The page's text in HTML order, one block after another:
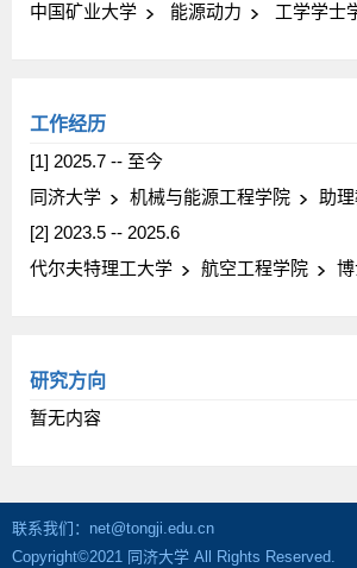
中国矿业大学
能源动力 工学学士
工作经历
[1] 2025.7 -- 至今
同济大学
机械与能源工程学院
助
[2] 2023.5 -- 2025.6
代尔夫特理工大学
航空工程学院
研究方向
暂无内容
联系我们：net@tongji.edu.cn
Copyright©2021 同济大学 All Rights Reserved.